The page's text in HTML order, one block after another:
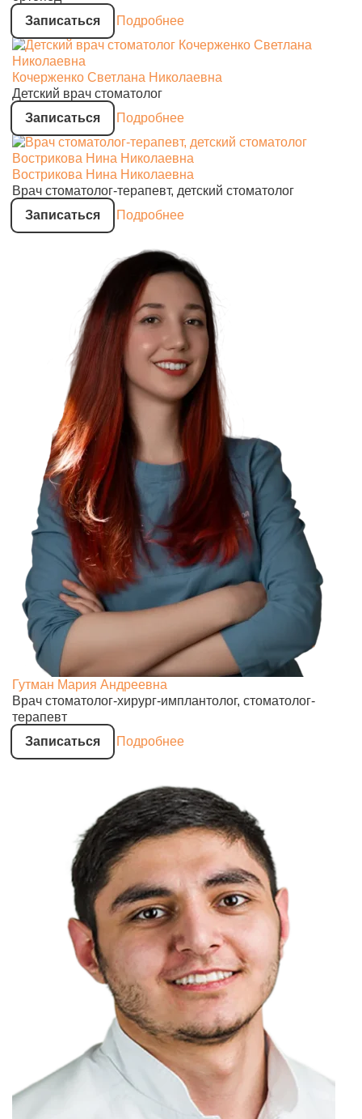
Записаться
Подробнее
Кочерженко Светлана Николаевна
Детский врач стоматолог
Записаться
Подробнее
Вострикова Нина Николаевна
Врач стоматолог-терапевт, детский стоматолог
Записаться
Подробнее
Гутман Мария Андреевна
Врач стоматолог-хирург-имплантолог, стоматолог-
терапевт
Записаться
Подробнее